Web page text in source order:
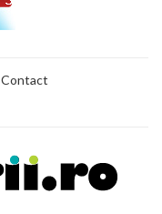
Contact